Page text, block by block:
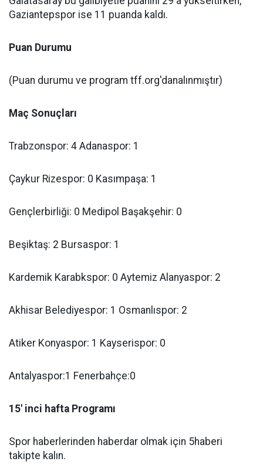
Gaziantepspor ise 11 puanda kaldı.
Puan Durumu
(Puan durumu ve program tff.org'danalınmıştır)
Maç Sonuçları
Trabzonspor: 4 Adanaspor: 1
Çaykur Rizespor: 0 Kasımpaşa: 1
Gençlerbirliği: 0 Medipol Başakşehir: 0
Beşiktaş: 2 Bursaspor: 1
Kardemik Karabkspor: 0 Aytemiz Alanyaspor: 2
Akhisar Belediyespor: 1 Osmanlıspor: 2
Atiker Konyaspor: 1 Kayserispor: 0
Antalyaspor:1 Fenerbahçe:0
15' inci hafta Programı
Spor haberlerinden haberdar olmak için 5haberi
takipte kalın.